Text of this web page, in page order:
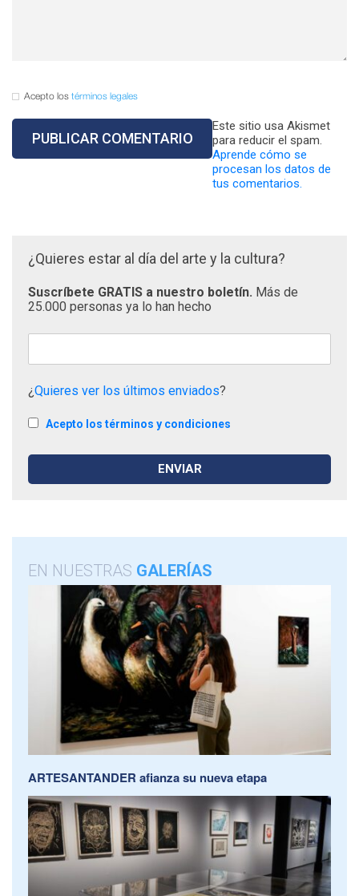
Acepto los términos legales
Este sitio usa Akismet
para reducir el spam.
Aprende cómo se
procesan los datos de
tus comentarios.
¿Quieres estar al día del arte y la cultura?
Suscríbete GRATIS a nuestro boletín. Más de
25.000 personas ya lo han hecho
¿Quieres ver los últimos enviados?
Acepto los términos y condiciones
EN NUESTRAS GALERÍAS
ARTESANTANDER afianza su nueva etapa